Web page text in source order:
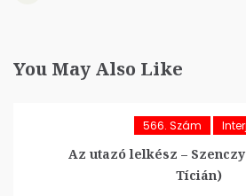
You May Also Like
566. Szám
Az utazó lelkész –
Tícián)